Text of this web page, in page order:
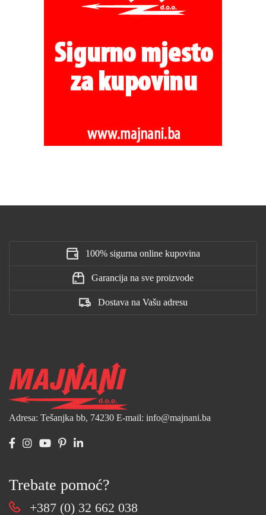
100% sigurna online kupovina
Garancija na sve proizvode
Dostava na Vašu adresu
Adresa: Tešanjka bb, 74230 E-mail: info@majnani.ba
Trebate pomoć?
+387 (0) 32 662 038